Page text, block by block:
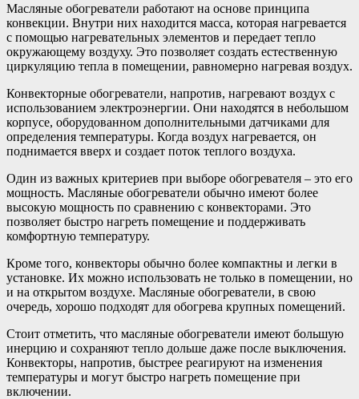
Масляные обогреватели работают на основе принципа
конвекции. Внутри них находится масса, которая нагревается
с помощью нагревательных элементов и передает тепло
окружающему воздуху. Это позволяет создать естественную
циркуляцию тепла в помещении, равномерно нагревая воздух.
Конвекторные обогреватели, напротив, нагревают воздух с
использованием электроэнергии. Они находятся в небольшом
корпусе, оборудованном дополнительными датчиками для
определения температуры. Когда воздух нагревается, он
поднимается вверх и создает поток теплого воздуха.
Один из важных критериев при выборе обогревателя – это его
мощность. Масляные обогреватели обычно имеют более
высокую мощность по сравнению с конвекторами. Это
позволяет быстро нагреть помещение и поддерживать
комфортную температуру.
Кроме того, конвекторы обычно более компактны и легки в
установке. Их можно использовать не только в помещении, но
и на открытом воздухе. Масляные обогреватели, в свою
очередь, хорошо подходят для обогрева крупных помещений.
Стоит отметить, что масляные обогреватели имеют большую
инерцию и сохраняют тепло дольше даже после выключения.
Конвекторы, напротив, быстрее реагируют на изменения
температуры и могут быстро нагреть помещение при
включении.